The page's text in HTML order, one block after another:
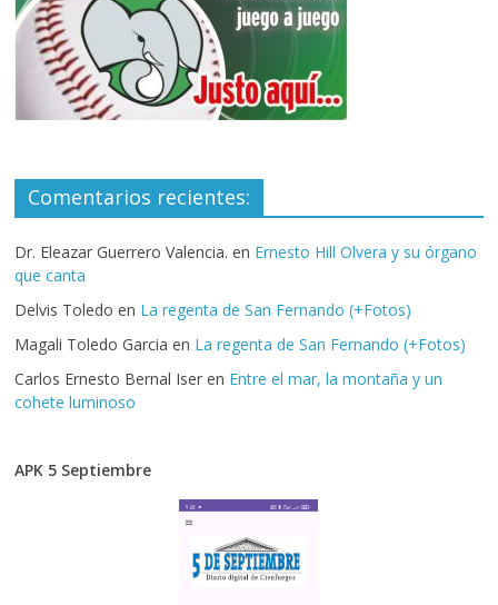
Comentarios recientes:
Dr. Eleazar Guerrero Valencia. en Ernesto Hill Olvera y su órgano
que canta
Delvis Toledo en La regenta de San Fernando (+Fotos)
Magali Toledo Garcia en La regenta de San Fernando (+Fotos)
Carlos Ernesto Bernal Iser en Entre el mar, la montaña y un
cohete luminoso
APK 5 Septiembre